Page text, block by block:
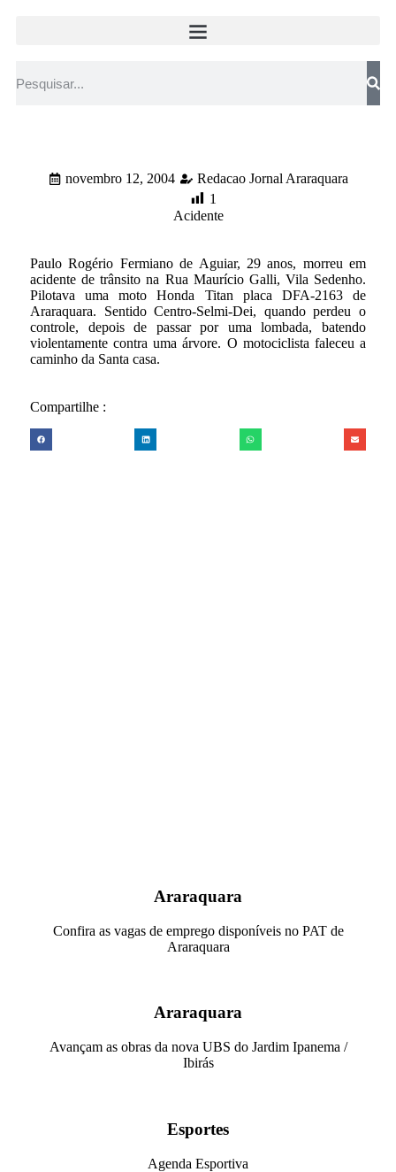
novembro 12, 2004
Redacao Jornal Araraquara
1
Acidente
Paulo Rogério Fermiano de Aguiar, 29 anos, morreu em
acidente de trânsito na Rua Maurício Galli, Vila Sedenho.
Pilotava uma moto Honda Titan placa DFA-2163 de
Araraquara. Sentido Centro-Selmi-Dei, quando perdeu o
controle, depois de passar por uma lombada, batendo
violentamente contra uma árvore. O motociclista faleceu a
caminho da Santa casa.
Compartilhe :
Araraquara
Confira as vagas de emprego disponíveis no PAT de
Araraquara
Araraquara
Avançam as obras da nova UBS do Jardim Ipanema /
Ibirás
Esportes
Agenda Esportiva